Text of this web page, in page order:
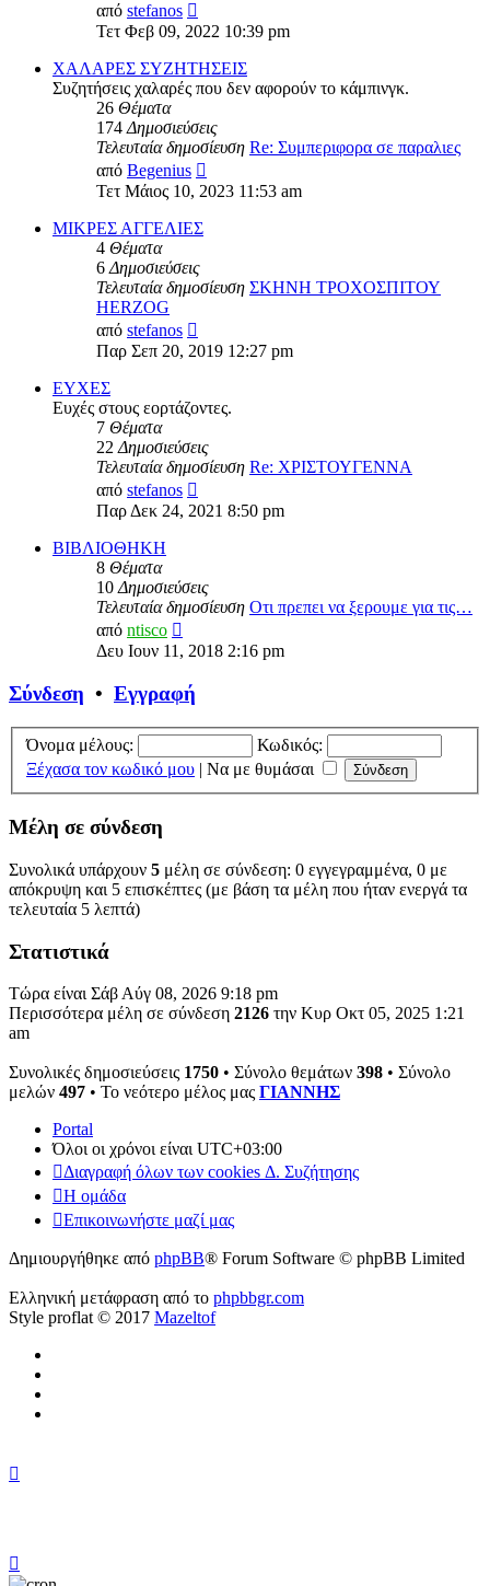
από stefanos
της
τελευταίας
δημοσίευσης
Τετ Φεβ 09, 2022 10:39 pm
ΧΑΛΑΡΕΣ ΣΥΖΗΤΗΣΕΙΣ
Συζητήσεις χαλαρές που δεν αφορούν το κάμπινγκ.
26 Θέματα
174Δημοσιεύσεις
Τελευταία δημοσίευση Re: Συμπεριφορα σε παραλιες
από Begenius
της
Τετ Μάιος 10, 2023 11:53 am
ΜΙΚΡΕΣ ΑΓΓΕΛΙΕΣ
4 Θέματα
6Δημοσιεύσεις
Τελευταία δημοσίευση ΣΚΗΝΗ ΤΡΟΧΟΣΠΙΤΟΥ
HERZOG
από stefanos
της
Παρ Σεπ 20, 2019 12:27 pm
ΕΥΧΕΣ
Ευχές στους εορτάζοντες.
7 Θέματα
22Δημοσιεύσεις
Τελευταία δημοσίευση Re: ΧΡΙΣΤΟΥΓΕΝΝΑ
από stefanos
της
τελευταίας
Παρ Δεκ 24, 2021 8:50 pm
ΒΙΒΛΙΟΘΗΚΗ
8 Θέματα
10Δημοσιεύσεις
Τελευταία δημοσίευση Οτι πρεπει να ξερουμε για τις…
από ntisco
της
δημοσίευσης
Δευ Ιουν 11, 2018 2:16 pm
Σύνδεση • Εγγραφή
Όνομα μέλους:
Κωδικός:
Ξέχασα τον κωδικό μου
Να με θυμάσαι
Μέλη σε σύνδεση
Συνολικά υπάρχουν 5 μέλη σε σύνδεση: 0 εγγεγραμμένα, 0 με
απόκρυψη και 5 επισκέπτες (με βάση τα μέλη που ήταν ενεργά τα
τελευταία 5 λεπτά)
Στατιστικά
Τώρα είναι Σάβ Αύγ 08, 2026 9:18 pm
Περισσότερα μέλη σε σύνδεση 2126 την Κυρ Οκτ 05, 2025 1:21
am
Συνολικές δημοσιεύσεις 1750 • Σύνολο θεμάτων 398 • Σύνολο
μελών 497 • Το νεότερο μέλος μας ΓΙΑΝΝΗΣ
Portal
Όλοι οι χρόνοι είναι UTC+03:00
Διαγραφή όλων των cookies Δ. Συζήτησης
Η ομάδα
Επικοινωνήστε μαζί μας
Δημιουργήθηκε από phpBB® Forum Software © phpBB Limited
Ελληνική μετάφραση από το phpbbgr.com
Style proflat © 2017 Mazeltof